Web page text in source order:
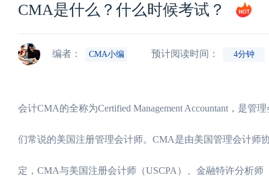
CMA是什么？什么时候考试？
编者： CMA小编 预计阅读时间： 4分钟
会计CMA的全称为Certified Management Accountant，是
们常说的美国注册管理会计师。CMA是由美国管理会计师
定，CMA与美国注册会计师（USCPA）、金融特许分析